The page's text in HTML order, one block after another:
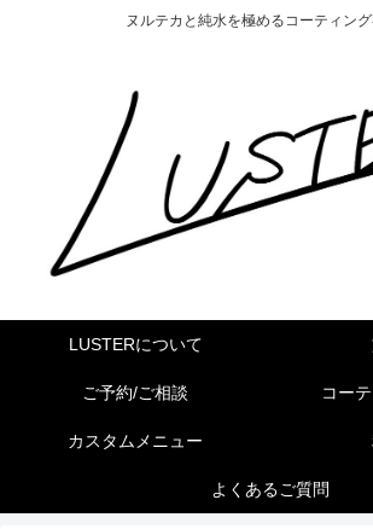
ヌルテカと純水を極めるコーティン
LUSTERについて
ご予約/ご相談 コー
カスタムメニュー
よくあるご質問